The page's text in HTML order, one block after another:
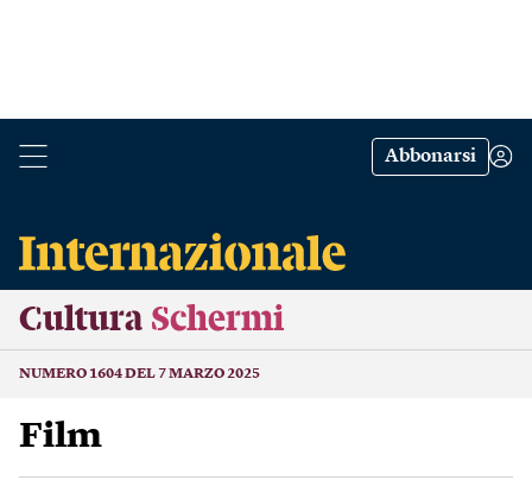
Abbonarsi
Cultura Schermi
NUMERO 1604 DEL 7 MARZO 2025
Film